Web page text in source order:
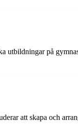
på
att skapa och